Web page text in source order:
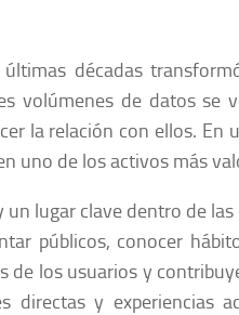
décadas
volúmenes de datos se
la relación con ellos.
uno de los activos más
un lugar clave dentro de
públicos, conocer
de los usuarios y
directas y experiencias